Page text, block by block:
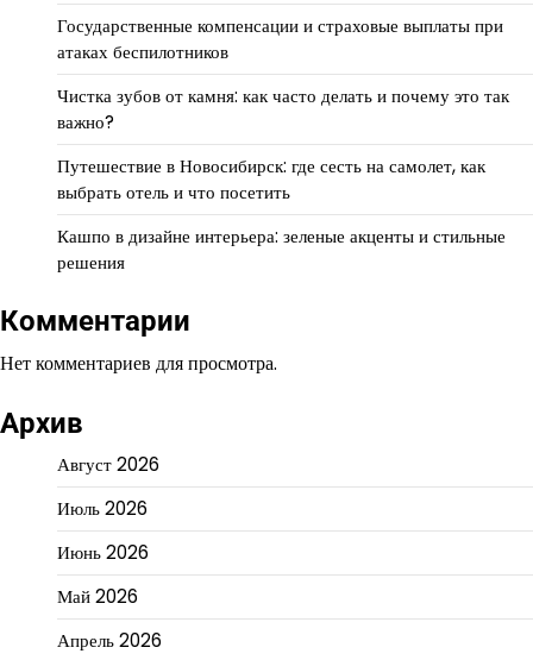
Государственные компенсации и страховые выплаты при
атаках беспилотников
Чистка зубов от камня: как часто делать и почему это так
важно?
Путешествие в Новосибирск: где сесть на самолет, как
выбрать отель и что посетить
Кашпо в дизайне интерьера: зеленые акценты и стильные
решения
Комментарии
Нет комментариев для просмотра.
Архив
Август 2026
Июль 2026
Июнь 2026
Май 2026
Апрель 2026